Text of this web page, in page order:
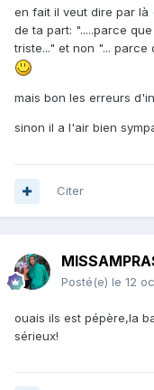
en fait il veut dire par
de ta part: ".....parce
triste..." et non "... parce
mais bon les erreurs
sinon il a l'air bien
Citer
Posté(e) le 12
ouais ils est pépère,la
sérieux!